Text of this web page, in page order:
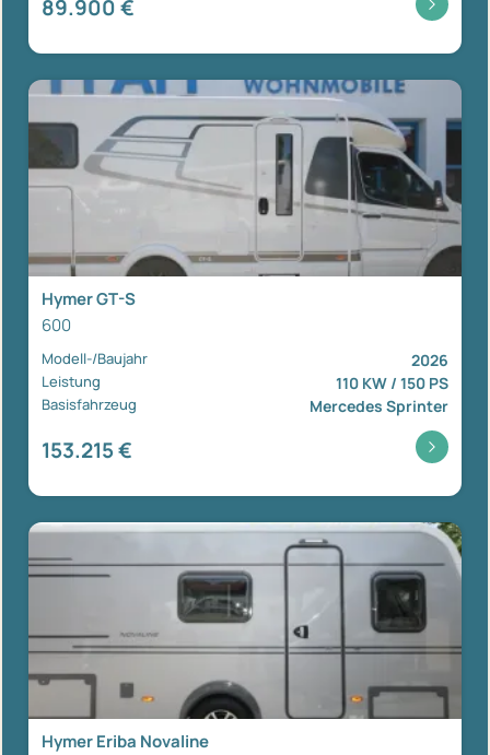
89.900 €
Hymer GT-S
600
Modell-/Baujahr 2026
Leistung 110 KW / 150 PS
Basisfahrzeug Mercedes Sprinter
153.215 €
Hymer Eriba Novaline